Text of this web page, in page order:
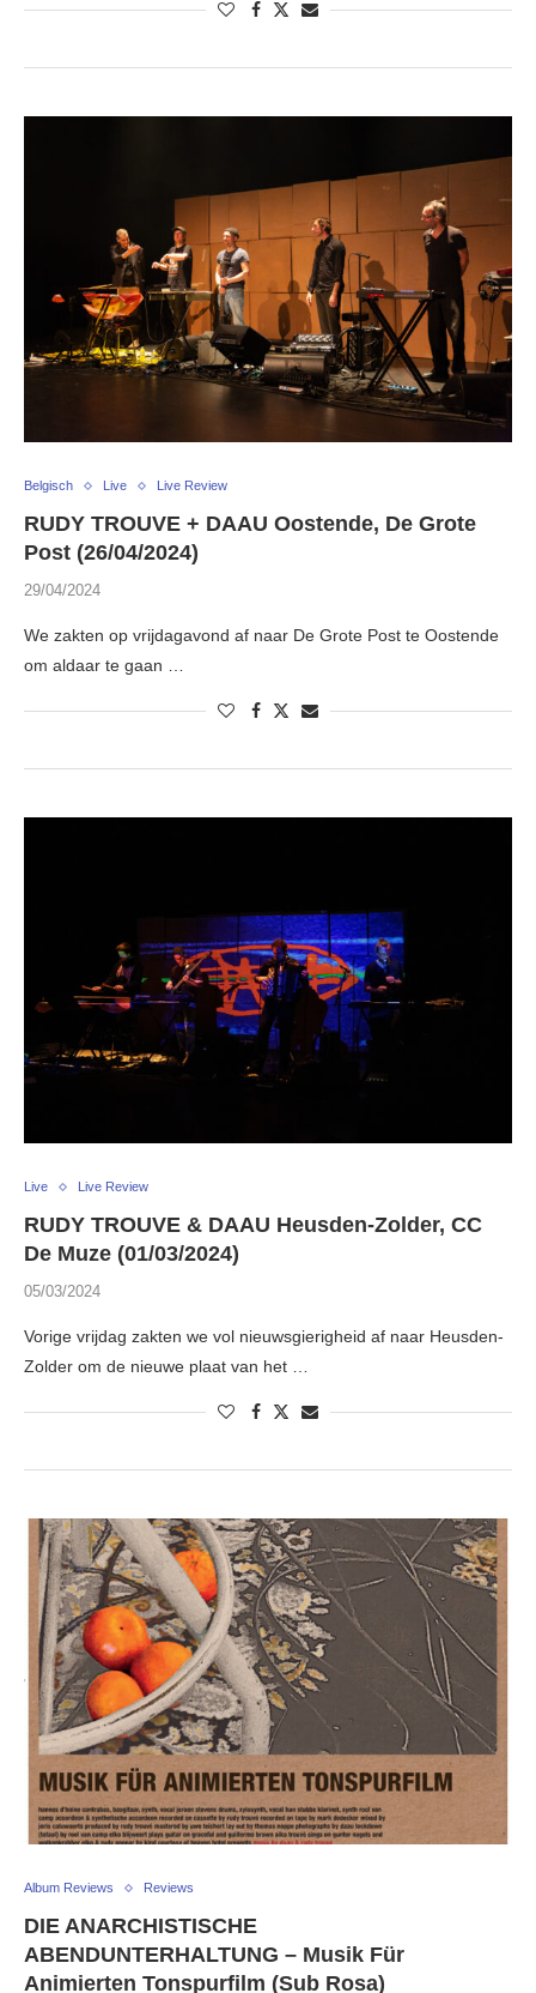
Belgisch Live Live Review
RUDY TROUVE + DAAU Oostende, De Grote
Post (26/04/2024)
29/04/2024
We zakten op vrijdagavond af naar De Grote Post te Oostende
om aldaar te gaan …
Live Live Review
RUDY TROUVE & DAAU Heusden-Zolder, CC
De Muze (01/03/2024)
05/03/2024
Vorige vrijdag zakten we vol nieuwsgierigheid af naar Heusden-
Zolder om de nieuwe plaat van het …
Album Reviews Reviews
DIE ANARCHISTISCHE
ABENDUNTERHALTUNG – Musik Für
Animierten Tonspurfilm (Sub Rosa)